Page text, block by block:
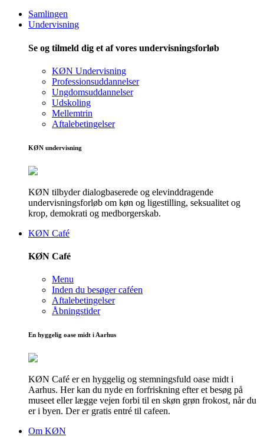
Samlingen
Undervisning
Se og tilmeld dig et af vores undervisningsforløb
KØN Undervisning
Professionsuddannelser
Ungdomsuddannelser
Udskoling
Mellemtrin
Aftalebetingelser
KØN undervisning
KØN tilbyder dialogbaserede og elevinddragende
undervisningsforløb om køn og ligestilling, seksualitet og
krop, demokrati og medborgerskab.
KØN Café
KØN Café
Menu
Inden du besøger caféen
Aftalebetingelser
Åbningstider
En hyggelig oase midt i Aarhus
KØN Café er en hyggelig og stemningsfuld oase midt i
Aarhus. Her kan du nyde en forfriskning efter et besøg på
museet eller lægge vejen forbi til en skøn grøn frokost, når du
er i byen. Der er gratis entré til cafeen.
Om KØN